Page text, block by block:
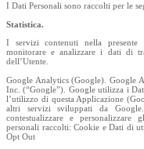
I Dati Personali sono raccolti per le
Statistica.
I servizi contenuti nella presente
monitorare e analizzare i dati di
dell’Utente.
Google Analytics (Google). Google
Inc. (“Google”). Google utilizza i
l’utilizzo di questa Applicazione
altri servizi sviluppati da
contestualizzare e
personali raccolti: Cookie e Dati di
Opt Out